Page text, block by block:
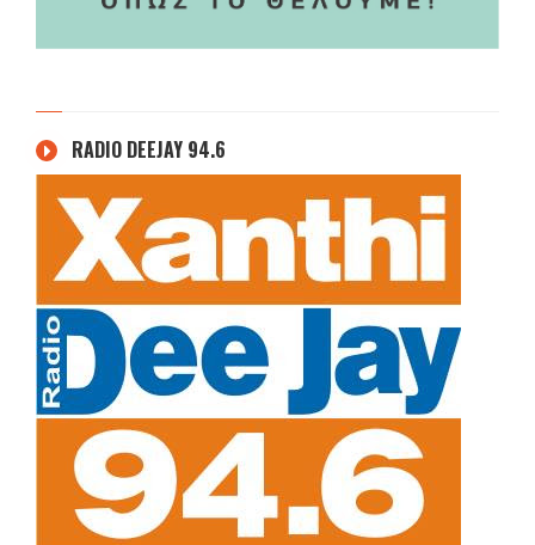
RADIO DEEJAY 94.6